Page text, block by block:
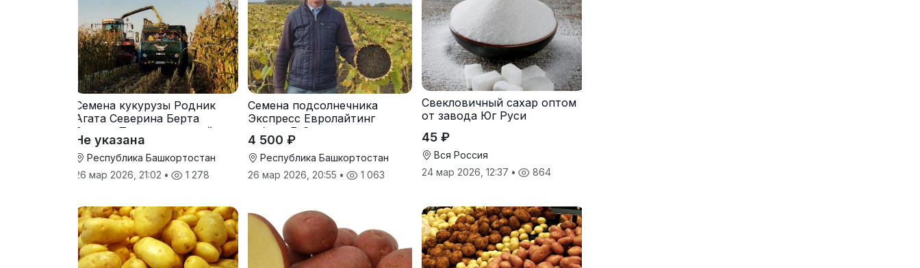
Семена кукурузы Родник
Агата Северина Берта
Вилора Прохладненский
Дарина Росс Машук
Катерина
Не указана
Республика Башкортостан
26 мар 2026, 21:02 • 1 278
Семена подсолнечника
Экспресс Евролайтинг
гибрид F-G+
4 500 ₽
Республика Башкортостан
26 мар 2026, 20:55 • 1 063
Свекловичный сахар оптом
от завода Юг Руси
45 ₽
Вся Россия
24 мар 2026, 12:37 • 864